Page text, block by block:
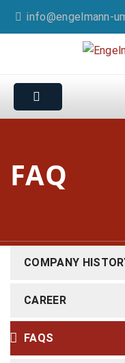
info@engelmann-
FAQ
COMPANY
CAREER
FAQS